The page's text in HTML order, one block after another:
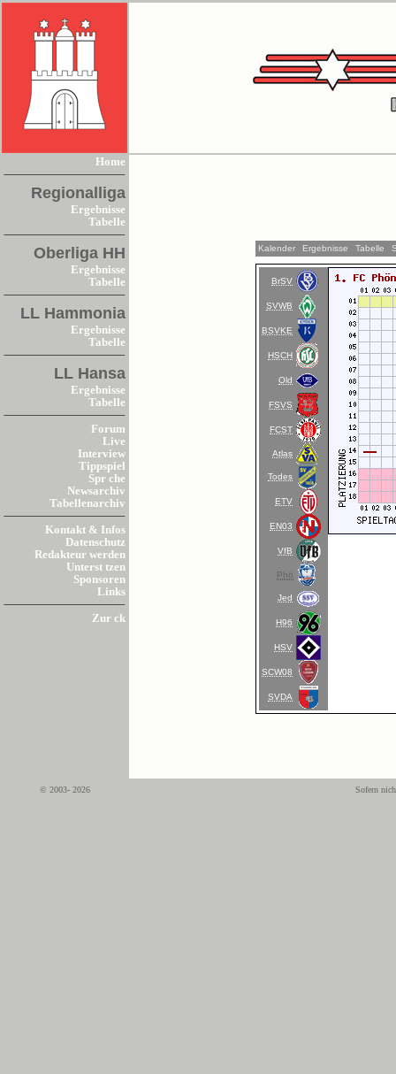
Home
Regionalliga
Ergebnisse
Tabelle
Oberliga HH
Ergebnisse
Tabelle
LL Hammonia
Ergebnisse
Tabelle
LL Hansa
Ergebnisse
Tabelle
Forum
Live
Interview
Tippspiel
Spr che
Newsarchiv
Tabellenarchiv
Kontakt & Infos
Datenschutz
Redakteur werden
Unterst tzen
Sponsoren
Links
Zur ck
Kalender Ergebnisse Tabelle
BrSV
SVWB
BSVKE
HSCH
Old
FSVS
FCST
Atlas
Todes
ETV
EN03
VfB
Phö
Jed
H96
HSV
SCW08
SVDA
© 2003- 2026 Sofern